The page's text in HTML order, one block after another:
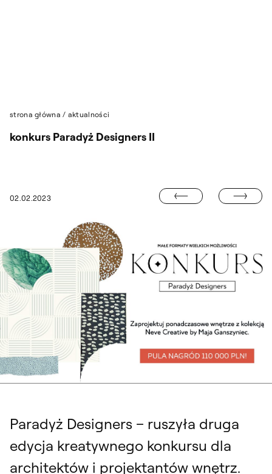
strona główna / aktualności
02.02.2023
konkurs Paradyż Designers II
XVI EDYCJA KONKURSU YOUNG DESIGN
KONKURSU
Paradyż Designers – ruszyła druga
edycja kreatywnego konkursu dla
architektów i projektantów wnętrz.